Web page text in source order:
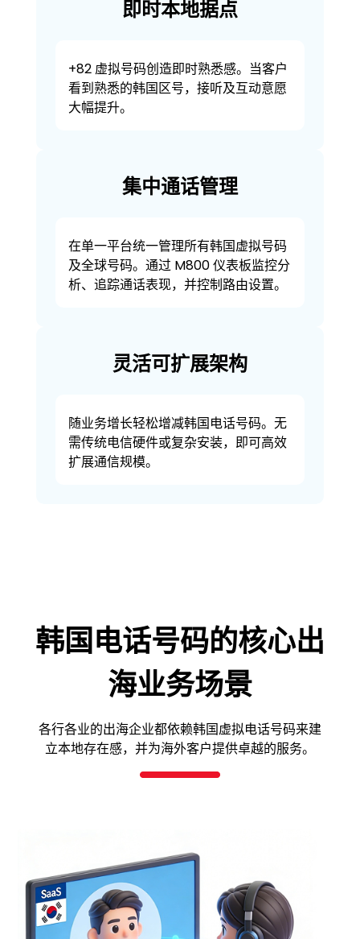
即时本地据点
+82 虚拟号码创造即时熟悉感。当客户
看到熟悉的韩国区号，接听及互动意愿
大幅提升。
集中通话管理
在单一平台统一管理所有韩国虚拟号码
及全球号码。通过 M800 仪表板监控分
析、追踪通话表现，并控制路由设置。
灵活可扩展架构
随业务增长轻松增减韩国电话号码。无
需传统电信硬件或复杂安装，即可高效
扩展通信规模。
韩国电话号码的核心出
海业务场景
各行各业的出海企业都依赖韩国虚拟电话号码来建
立本地存在感，并为海外客户提供卓越的服务。